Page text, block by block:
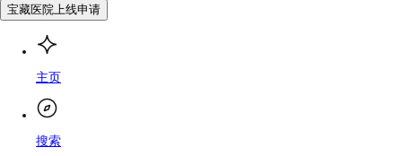
宝藏医院上线申请
主页
搜索